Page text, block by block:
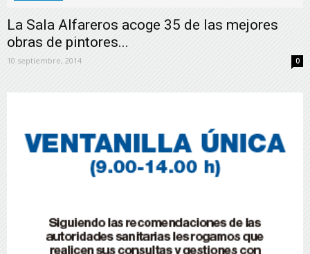
La Sala Alfareros acoge 35 de las mejores
obras de pintores...
10 septiembre, 2014 0